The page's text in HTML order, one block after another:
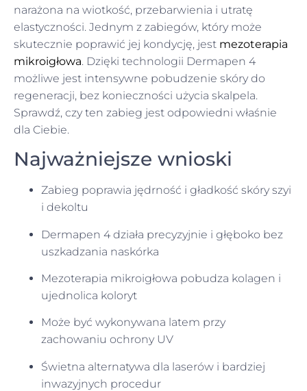
narażona na wiotkość, przebarwienia i utratę
elastyczności. Jednym z zabiegów, który może
skutecznie poprawić jej kondycję, jest mezoterapia
mikroigłowa. Dzięki technologii Dermapen 4
możliwe jest intensywne pobudzenie skóry do
regeneracji, bez konieczności użycia skalpela.
Sprawdź, czy ten zabieg jest odpowiedni właśnie
dla Ciebie.
Najważniejsze wnioski
Zabieg poprawia jędrność i gładkość skóry szyi
i dekoltu
Dermapen 4 działa precyzyjnie i głęboko bez
uszkadzania naskórka
Mezoterapia mikroigłowa pobudza kolagen i
ujednolica koloryt
Może być wykonywana latem przy
zachowaniu ochrony UV
Świetna alternatywa dla laserów i bardziej
inwazyjnych procedur